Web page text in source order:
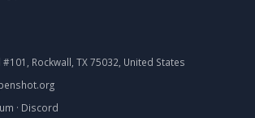
#101, Rockwall, TX 75032, United States
· Discord